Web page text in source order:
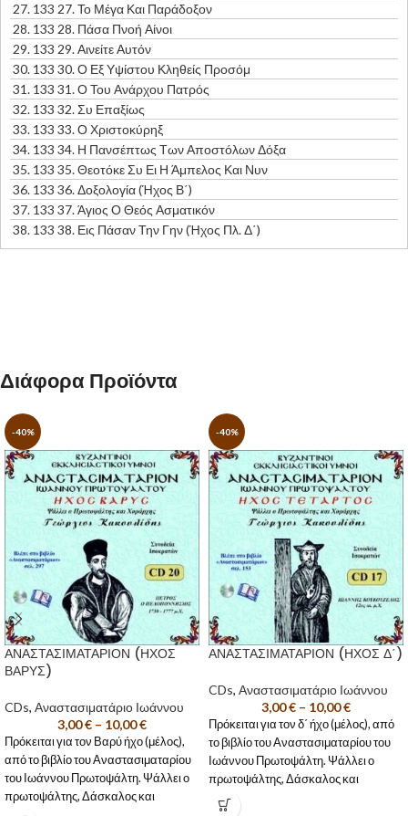
27. 133 27. Το Μέγα Και Παράδοξον
28. 133 28. Πάσα Πνοή Αίνοι
29. 133 29. Αινείτε Αυτόν
30. 133 30. Ο Εξ Υψίστου Κληθείς Προσόμ
31. 133 31. Ο Του Ανάρχου Πατρός
32. 133 32. Συ Επαξίως
33. 133 33. Ο Χριστοκύρηξ
34. 133 34. Η Πανσέπτως Των Αποστόλων Δόξα
35. 133 35. Θεοτόκε Συ Ει Η Άμπελος Και Νυν
36. 133 36. Δοξολογία (Ήχος Β΄)
37. 133 37. Άγιος Ο Θεός Ασματικόν
38. 133 38. Εις Πάσαν Την Γην (Ήχος Πλ. Δ΄)
Διάφορα Προϊόντα
-40%
ΑΝΑΣΤΑΣΙΜΑΤΑΡΙΟΝ (ΗΧΟΣ
ΒΑΡΥΣ)
CDs, Αναστασιματάριο Ιωάννου
3,00€ – 10,00€
Πρόκειται για τον Βαρύ ήχο (μέλος),
από το βιβλίο του Αναστασιματαρίου
του Ιωάννου Πρωτοψάλτη. Ψάλλει ο
πρωτοψάλτης, Δάσκαλος και
-40%
ΑΝΑΣΤΑΣΙΜΑΤΑΡΙΟΝ (ΗΧΟΣ Δ΄)
CDs, Αναστασιματάριο Ιωάννου
3,00€ – 10,00€
Πρόκειται για τον δ΄ ήχο (μέλος), από
το βιβλίο του Αναστασιματαρίου του
Ιωάννου Πρωτοψάλτη. Ψάλλει ο
πρωτοψάλτης, Δάσκαλος και
Χοράρχης